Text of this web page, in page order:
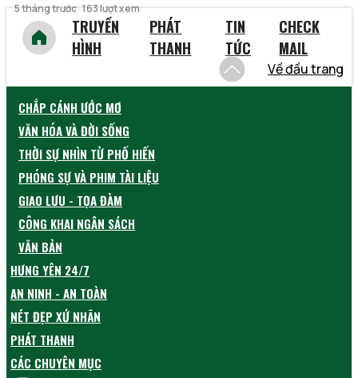
5 tháng trước 163 lượt xem
TRUYỀN
HÌNH
PHÁT
THANH
TIN
TỨC
CHECK
MAIL
Về đầu trang
CHẮP CÁNH ƯỚC MƠ
VĂN HÓA VÀ ĐỜI SỐNG
THỜI SỰ NHÌN TỪ PHỐ HIẾN
PHÓNG SỰ VÀ PHIM TÀI LIỆU
GIAO LƯU - TỌA ĐÀM
CÔNG KHAI NGÂN SÁCH
VĂN BẢN
HƯNG YÊN 24/7
AN NINH - AN TOÀN
NÉT ĐẸP XỨ NHÃN
PHÁT THANH
CÁC CHUYÊN MỤC